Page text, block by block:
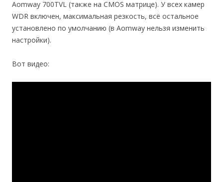
Aomway 700TVL (также на CMOS матрице). У всех камер
WDR включен, максимальная резкость, всё остальное
установлено по умолчанию (в Aomway нельзя изменить
настройки).
Вот видео: